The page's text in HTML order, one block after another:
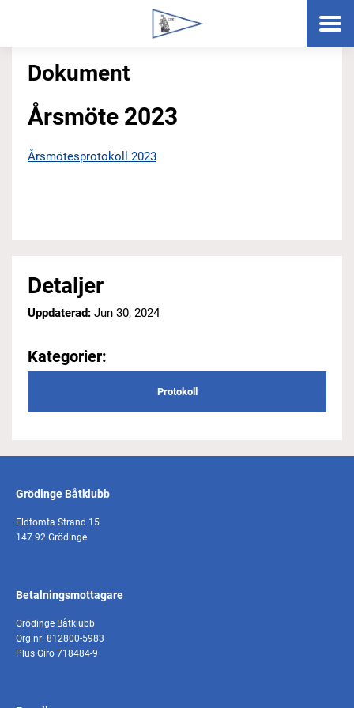
Dokument
Årsmöte 2023
Årsmötesprotokoll 2023
Detaljer
Uppdaterad: Jun 30, 2024
Kategorier:
Protokoll
Grödinge Båtklubb
Eldtomta Strand 15
147 92 Grödinge
Betalningsmottagare
Grödinge Båtklubb
Org.nr: 812800-5983
Plus Giro 718484-9